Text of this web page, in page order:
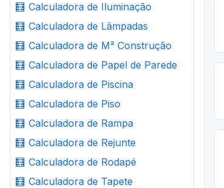
🧮 Calculadora de Iluminação
🧮 Calculadora de Lâmpadas
🧮 Calculadora de M² Construção
🧮 Calculadora de Papel de Parede
🧮 Calculadora de Piscina
🧮 Calculadora de Piso
🧮 Calculadora de Rampa
🧮 Calculadora de Rejunte
🧮 Calculadora de Rodapé
🧮 Calculadora de Tapete